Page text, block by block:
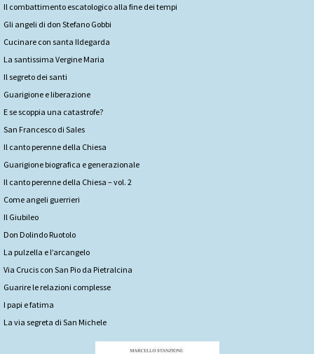
Il combattimento escatologico alla fine dei tempi
Gli angeli di don Stefano Gobbi
Cucinare con santa Ildegarda
La santissima Vergine Maria
Il segreto dei santi
Guarigione e liberazione
E se scoppia una catastrofe?
San Francesco di Sales
Il canto perenne della Chiesa
Guarigione biografica e generazionale
Il canto perenne della Chiesa – vol. 2
Come angeli guerrieri
Il Giubileo
Don Dolindo Ruotolo
La pulzella e l’arcangelo
Via Crucis con San Pio da Pietralcina
Guarire le relazioni complesse
I papi e fatima
La via segreta di San Michele